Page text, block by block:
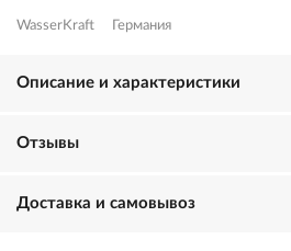
WasserKraft Германия
Описание и характеристики
Отзывы
Доставка и самовывоз